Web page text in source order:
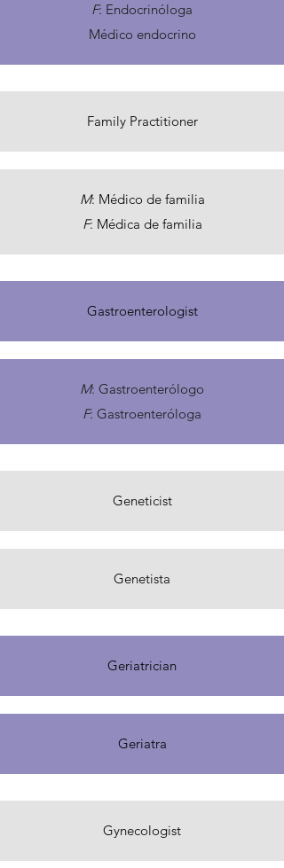
F: Endocrinóloga
Médico endocrino
Family Practitioner
M: Médico de familia
F: Médica de familia
Gastroenterologist
M: Gastroenterólogo
F: Gastroenteróloga
Geneticist
Genetista
Geriatrician
Geriatra
Gynecologist